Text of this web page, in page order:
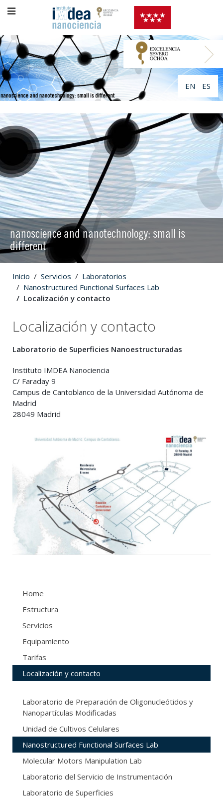
EN ES
nanoscience and nanotechnology: small is
different
Inicio Servicios
Laboratorios
Nanostructured Functional Surfaces Lab
Localización y contacto
Localización y contacto
Laboratorio de Superficies Nanoestructuradas
Instituto IMDEA Nanociencia
C/ Faraday 9
Campus de Cantoblanco de la Universidad Autónoma de
Madrid
28049 Madrid
Home
Estructura
Servicios
Equipamiento
Tarifas
Localización y contacto
Laboratorio de Preparación de Oligonucleótidos y
Nanopartículas Modificadas
Unidad de Cultivos Celulares
Nanostructured Functional Surfaces Lab
Molecular Motors Manipulation Lab
Laboratorio del Servicio de Instrumentación
Laboratorio de Superficies